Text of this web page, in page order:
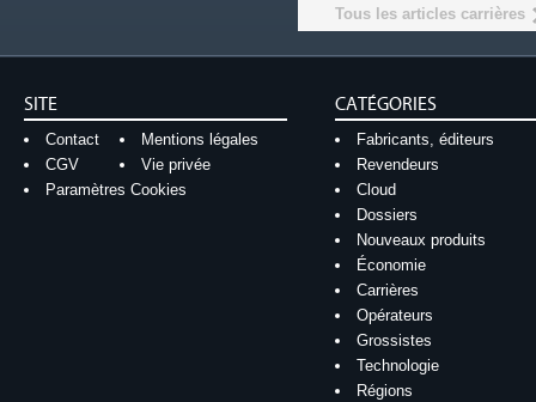
Tous les articles carrières
SITE
Contact
Mentions légales
CGV
Vie privée
Paramètres Cookies
CATÉGORIES
Fabricants, éditeurs
Revendeurs
Cloud
Dossiers
Nouveaux produits
Économie
Carrières
Opérateurs
Grossistes
Technologie
Régions